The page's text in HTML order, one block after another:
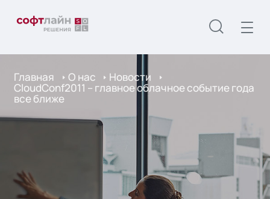
Главная О нас Новости
CloudConf2011 – главное облачное событие года
все ближе